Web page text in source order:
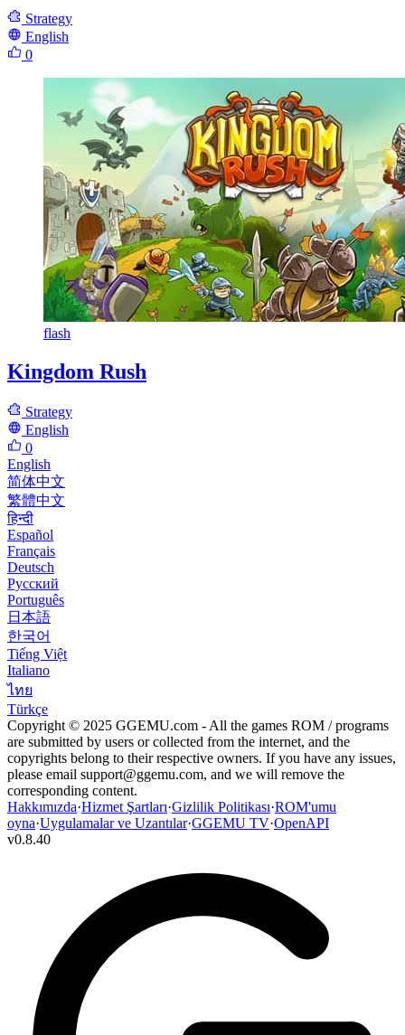
Strategy
English
0
flash
Kingdom Rush
Strategy
English
0
English
简体中文
繁體中文
हिन्दी
Español
Français
Deutsch
Русский
Português
日本語
한국어
Tiếng Việt
Italiano
ไทย
Türkçe
Copyright © 2025 GGEMU.com - All the games ROM / programs
are submitted by users or collected from the internet, and the
copyrights belong to their respective owners. If you have any issues,
please email support@ggemu.com, and we will remove the
corresponding content.
Hakkımızda·Hizmet Şartları·Gizlilik Politikası·ROM'umu
oyna·Uygulamalar ve Uzantılar·GGEMU TV·OpenAPI
v0.8.40